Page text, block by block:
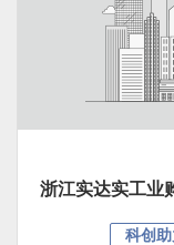
浙江实达实工业
科创